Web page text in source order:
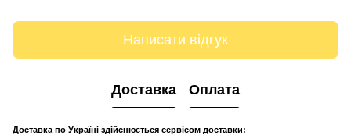
Написати відгук
Доставка Оплата
Доставка по Україні здійснюється сервісом доставки: